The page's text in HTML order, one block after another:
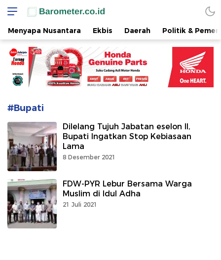
www.barometer.co.id
Berita Terkini di Sulawesi Utara
Menyapa Nusantara Ekbis Daerah Politik &
#Bupati
Dilelang Tujuh Jabatan eselon II,
Bupati Ingatkan Stop Kebiasaan
Lama
8 Desember 2021
FDW-PYR Lebur Bersama Warga
Muslim di Idul Adha
21 Juli 2021